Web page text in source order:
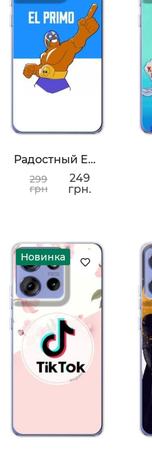
Радостный Ел Примо
299
грн
249
грн.
Новинка